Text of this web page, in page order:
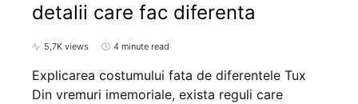
detalii care fac diferenta
5,7K views 4 minute read
Explicarea costumului fata de diferentele Tux
Din vremuri imemoriale, exista reguli care